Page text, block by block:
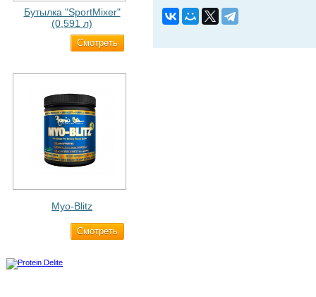
Бутылка "SportMixer"
(0,591 л)
Cмотреть
Myo-Blitz
Cмотреть